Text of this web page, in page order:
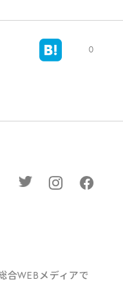
0
合WEBメディアで